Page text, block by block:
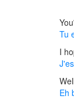
Tu
I
Eh